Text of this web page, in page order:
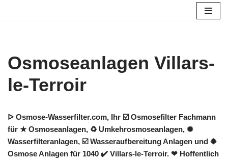
Osmoseanlagen Villars-
le-Terroir
ᐅ Osmose-Wasserfilter.com, Ihr ☑️ Osmosefilter Fachmann
für ★ Osmoseanlagen, ♻ Umkehrosmoseanlagen, ✺
Wasserfilteranlagen, ☑️ Wasseraufbereitung Anlagen und ✹
Osmose Anlagen für 1040 ✔️ Villars-le-Terroir. ❤ Hoffentlich